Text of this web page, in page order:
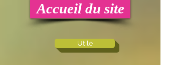
Accueil du site
Utile